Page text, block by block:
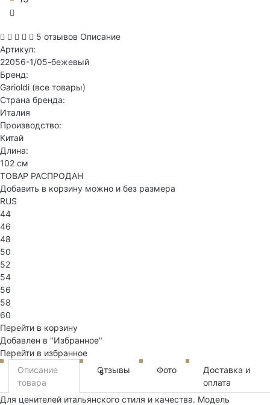
5 отзывов Описание
Артикул:
22056-1/05-бежевый
Бренд:
Garioldi (все товары)
Страна бренда:
Италия
Производство:
Китай
Длина:
102 см
ТОВАР РАСПРОДАН
Добавить в корзину можно и без размера
RUS
44
46
48
50
52
54
56
58
60
Перейти в корзину
Добавлен в "Избранное"
Перейти в избранное
Описание
товара
Отзывы
5 Фото
Доставка и
оплата
Для ценителей итальянского стиля и качества. Модель